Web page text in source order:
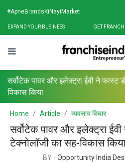
EXPAND YOUR BUSINESS GET
#ApneBrandsKiNayiMarket
सर्वोटेक पावर और इलेक्ट्रा ईवी ने फास्ट
विकास किया
Home Article व्यवसाय विचार
सर्वोटेक पावर और इलेक्ट्रा ईवी
टेक्नोलॉजी का सह-विकास
BY - Opportunity India